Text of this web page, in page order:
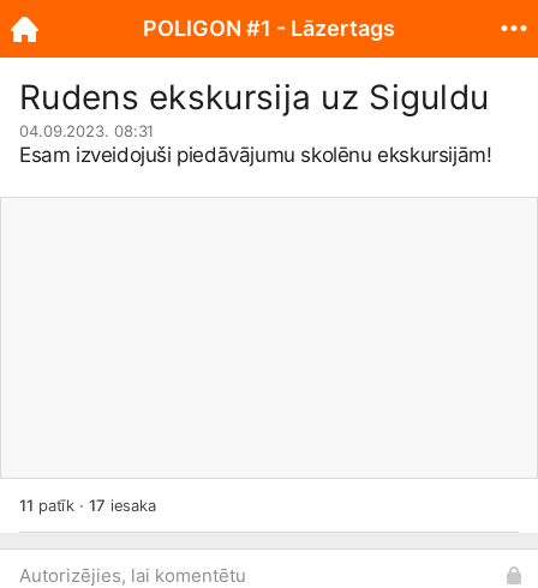
Rudens ekskursija uz Siguldu
04.09.2023. 08:31
Esam izveidojuši piedāvājumu skolēnu ekskursijām!
11 patīk · 17 iesaka
Autorizējies, lai komentētu
POLIGON #1 - Lāzertags